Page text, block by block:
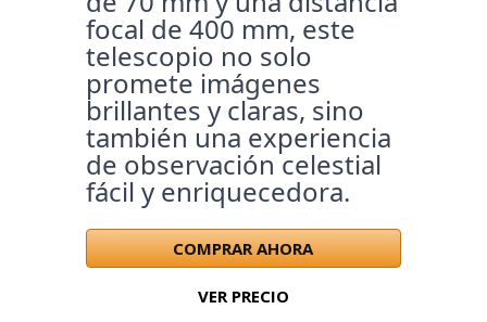
focal de 400 mm, este
telescopio no solo
promete imágenes
brillantes y claras, sino
también una experiencia
de observación celestial
fácil y enriquecedora.
COMPRAR AHORA
VER PRECIO